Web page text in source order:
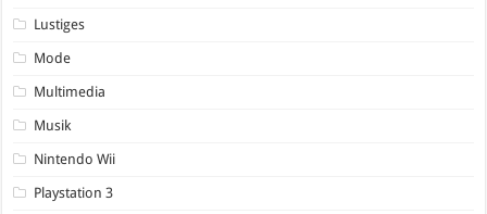
Lustiges
Mode
Multimedia
Musik
Nintendo Wii
Playstation 3